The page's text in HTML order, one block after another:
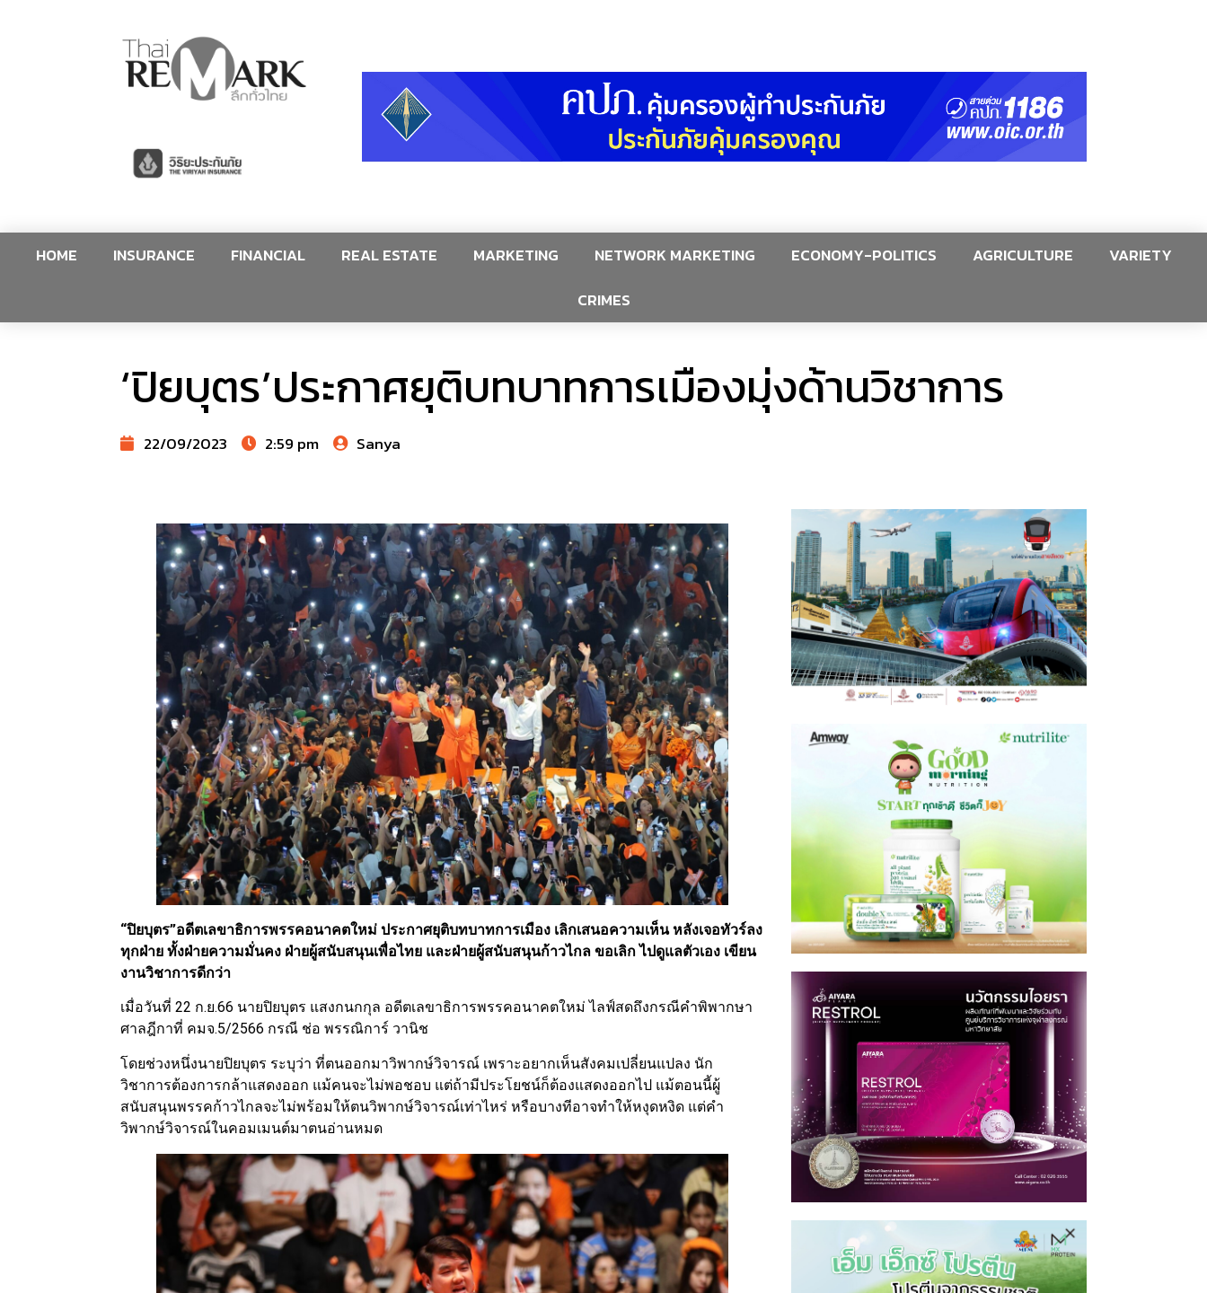
HOME INSURANCE FINANCIAL REAL ESTATE MARKETING NETWORK MARKETING ECONOMY-POLITICS AGRICULTURE
VARIETY
CRIMES
‘ปิยบุตร’ประกาศยุติบทบาทการเมืองมุ่งด้านวิชาการ
22/09/2023 2:59 pm Sanya
“ปิยบุตร”อดีตเลขาธิการพรรคอนาคตใหม่ ประกาศยุติบทบาทการเมือง เลิกเสนอความเห็น หลังเจอทัวร์ลง
ทุกฝ่าย ทั้งฝ่ายความมั่นคง ฝ่ายผู้สนับสนุนเพื่อไทย และฝ่ายผู้สนับสนุนก้าวไกล ขอเลิก ไปดูแลตัวเอง เขียน
งานวิชาการดีกว่า
เมื่อวันที่ 22 ก.ย.66 นายปิยบุตร แสงกนกกุล อดีตเลขาธิการพรรคอนาคตใหม่ ไลฟ์สดถึงกรณีคำพิพากษา
ศาลฎีกาที่ คมจ.5/2566 กรณี ช่อ พรรณิการ์ วานิช
โดยช่วงหนึ่งนายปิยบุตร ระบุว่า ที่ตนออกมาวิพากษ์วิจารณ์ เพราะอยากเห็นสังคมเปลี่ยนแปลง นัก
วิชาการต้องการกล้าแสดงออก แม้คนจะไม่พอชอบ แต่ถ้ามีประโยชน์ก็ต้องแสดงออกไป แม้ตอนนี้ผู้
สนับสนุนพรรคก้าวไกลจะไม่พร้อมให้ตนวิพากษ์วิจารณ์เท่าไหร่ หรือบางทีอาจทำให้หงุดหงิด แต่คำ
วิพากษ์วิจารณ์ในคอมเมนต์มาตนอ่านหมด